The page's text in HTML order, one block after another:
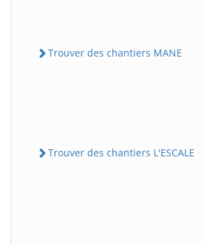
Trouver des chantiers MANE
Trouver des chantiers L'ESCALE